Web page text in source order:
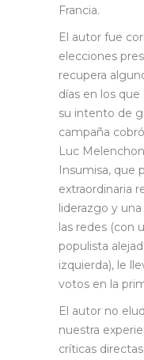
Francia.
El autor fue
elecciones
recupera
días en los
su intento de
campaña
Luc
Insumisa, que
extraordinaria
liderazgo y
las redes (con
populista
izquierda), le
votos en la
El autor no
nuestra
críticas